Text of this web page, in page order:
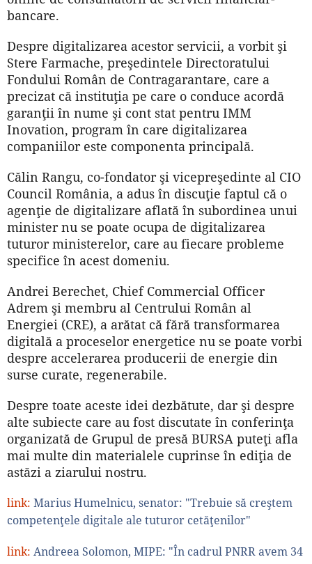
bancare.
Despre digitalizarea acestor servicii, a vorbit şi
Stere Farmache, preşedintele Directoratului
Fondului Român de Contragarantare, care a
precizat că instituţia pe care o conduce acordă
garanţii în nume şi cont stat pentru IMM
Inovation, program în care digitalizarea
companiilor este componenta principală.
Călin Rangu, co-fondator şi vicepreşedinte al CIO
Council România, a adus în discuţie faptul că o
agenţie de digitalizare aflată în subordinea unui
minister nu se poate ocupa de digitalizarea
tuturor ministerelor, care au fiecare probleme
specifice în acest domeniu.
Andrei Berechet, Chief Commercial Officer
Adrem şi membru al Centrului Român al
Energiei (CRE), a arătat că fără transformarea
digitală a proceselor energetice nu se poate vorbi
despre accelerarea producerii de energie din
surse curate, regenerabile.
Despre toate aceste idei dezbătute, dar şi despre
alte subiecte care au fost discutate în conferinţa
organizată de Grupul de presă BURSA puteţi afla
mai multe din materialele cuprinse în ediţia de
astăzi a ziarului nostru.
link: Marius Humelnicu, senator: "Trebuie să creştem
competenţele digitale ale tuturor cetăţenilor"
link: Andreea Solomon, MIPE: "În cadrul PNRR avem 34